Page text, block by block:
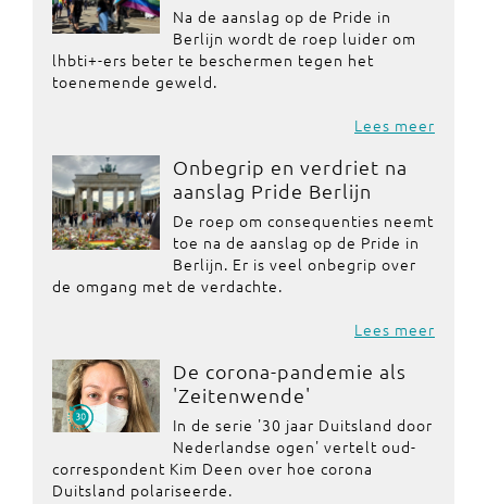
Na de aanslag op de Pride in
Berlijn wordt de roep luider om
lhbti+-ers beter te beschermen tegen het
toenemende geweld.
Lees meer
Onbegrip en verdriet na
aanslag Pride Berlijn
De roep om consequenties neemt
toe na de aanslag op de Pride in
Berlijn. Er is veel onbegrip over
de omgang met de verdachte.
Lees meer
De corona-pandemie als
'Zeitenwende'
In de serie '30 jaar Duitsland door
Nederlandse ogen' vertelt oud-
correspondent Kim Deen over hoe corona
Duitsland polariseerde.